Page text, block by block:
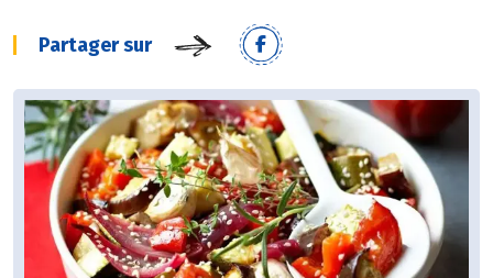
Partager sur